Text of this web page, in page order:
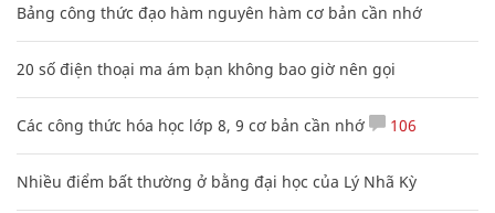
Bảng công thức đạo hàm nguyên hàm cơ bản cần nhớ
20 số điện thoại ma ám bạn không bao giờ nên gọi
Các công thức hóa học lớp 8, 9 cơ bản cần nhớ 106
Nhiều điểm bất thường ở bằng đại học của Lý Nhã Kỳ